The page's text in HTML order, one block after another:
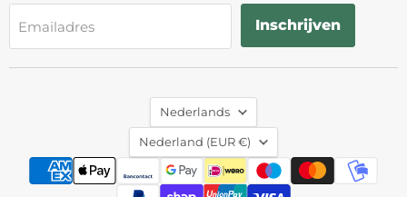
Emailadres Inschrijven
Taal
Nederlands
Land
Nederland (EUR €)